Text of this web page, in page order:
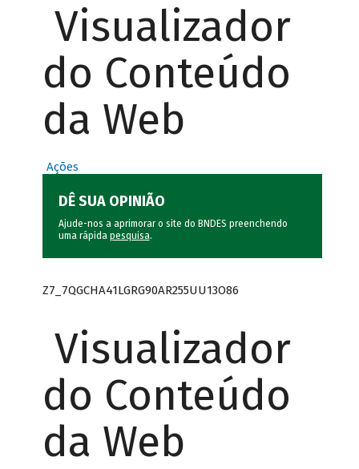
Visualizador
do Conteúdo
da Web
Ações
DÊ SUA OPINIÃO
Ajude-nos a aprimorar o site do BNDES preenchendo
uma rápida pesquisa.
Z7_7QGCHA41LGRG90AR255UU13O86
Visualizador
do Conteúdo
da Web